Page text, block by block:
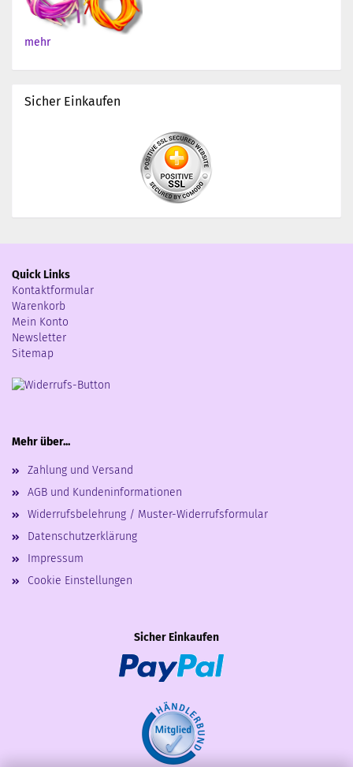
mehr
Sicher Einkaufen
Quick Links
Kontaktformular
Warenkorb
Mein Konto
Newsletter
Sitemap
Mehr über...
Zahlung und Versand
AGB und Kundeninformationen
Widerrufsbelehrung / Muster-Widerrufsformular
Datenschutzerklärung
Impressum
Cookie Einstellungen
Sicher Einkaufen